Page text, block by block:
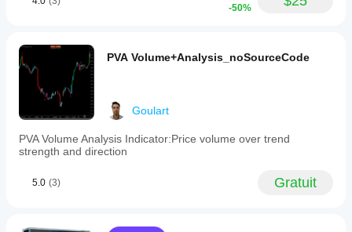
-50%
PVA Volume+Analysis_noSourceCode
Goulart
PVA Volume Analysis Indicator:Price volume over trend
strength and direction
5.0 (3) Gratuit